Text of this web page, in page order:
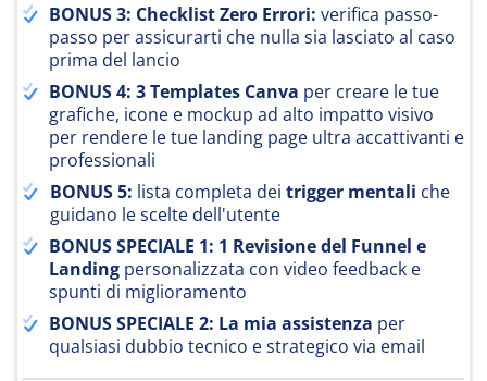
BONUS 3: Checklist Zero Errori: verifica passo-
passo per assicurarti che nulla sia lasciato al caso
prima del lancio
BONUS 4: 3 Templates Canva per creare le tue
grafiche, icone e mockup ad alto impatto visivo
per rendere le tue landing page ultra accattivanti e
professionali
BONUS 5: lista completa dei trigger mentali che
guidano le scelte dell'utente
BONUS SPECIALE 1: 1 Revisione del Funnel e
Landing personalizzata con video feedback e
spunti di miglioramento
BONUS SPECIALE 2: La mia assistenza per
qualsiasi dubbio tecnico e strategico via email